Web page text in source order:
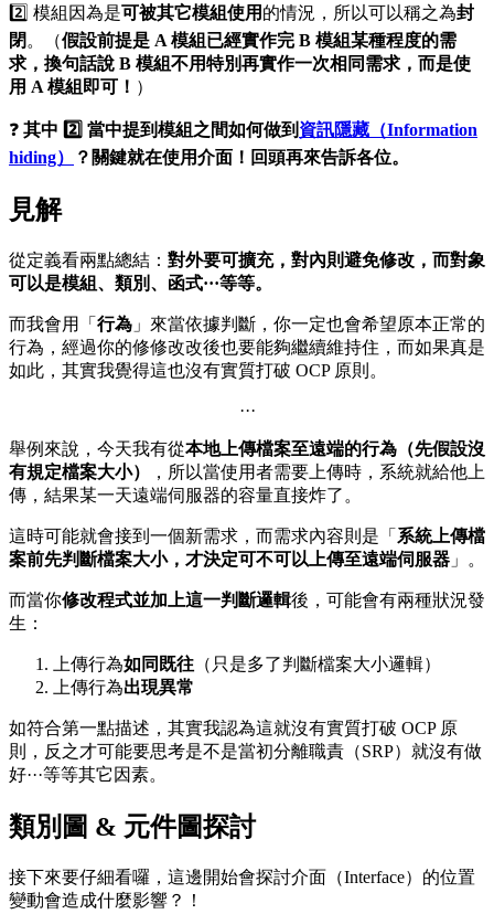
2️⃣ 模組因為是可被其它模組使用 的情況，所以可以稱之為封
閉。（假設前提是 A 模組已經實作完 B 模組某種程度的需
求，換句話說 B 模組不用特別再實作一次相同需求，而是使
用 A 模組即可！ ）
❓ 其中 2️⃣ 當中提到模組之間如何做到 資訊隱藏（Information
hiding）
？關鍵就在使用介面！回頭再來告訴各位。
見解
從定義看兩點總結： 對外要可擴充，對內則避免修改，而對象
可以是模組、類別、函式···等等。
而我會用「 行為 」來當依據判斷，你一定也會希望原本正常的
行為，經過你的修修改改後也要能夠繼續維持住，而如果真是
如此，其實我覺得這也沒有實質打破 OCP 原則。
···
舉例來說，今天我有從本地上傳檔案至遠端的行為（先假設沒
有規定檔案大小）
，所以當使用者需要上傳時，系統就給他上
傳，結果某一天遠端伺服器的容量直接炸了。
這時可能就會接到一個新需求，而需求內容則是「 系統上傳檔
案前先判斷檔案大小，才決定可不可以上傳至遠端伺服器 」。
而當你修改程式並加上這一判斷邏輯後，可能會有兩種狀況發
生：
上傳行為如同既往 （只是多了判斷檔案大小邏輯）
上傳行為出現異常
如符合第一點描述，其實我認為這就沒有實質打破 OCP 原
則，反之才可能要思考是不是當初分離職責（SRP）就沒有做
好···等等其它因素。
類別圖 & 元件圖探討
接下來要仔細看囉，這邊開始會探討介面（Interface）的位置
變動會造成什麼影響？！